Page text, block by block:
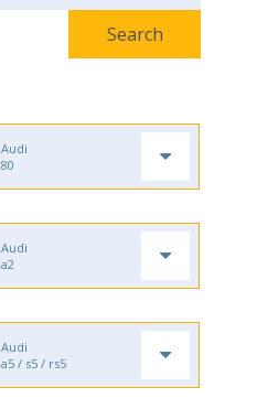
Audi
80
Audi
a2
Audi
a5 / s5 / rs5